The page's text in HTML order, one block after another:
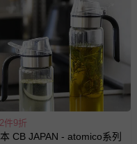
件9折
CB JAPAN - atomico系列